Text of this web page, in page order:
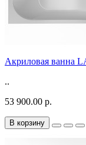
Акриловая ванна
..
53 900.00 р.
В корзину